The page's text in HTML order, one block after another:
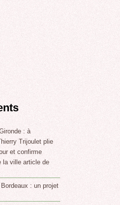
: à
Trijoulet plie
et confirme
la ville article de
: un projet